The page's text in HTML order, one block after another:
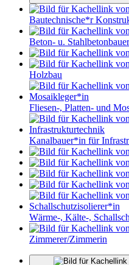
Bautechnische*r
Beton- u.
Holzbau
Fliesen-, Platten- und
Kanalbauer*in für
Wärme-, Kälte-,
Zimmerer/Zimmerin